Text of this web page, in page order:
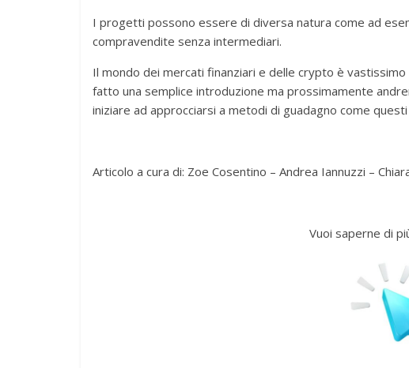
I progetti possono essere di diversa natura come ad
compravendite senza intermediari.
Il mondo dei mercati finanziari e delle crypto è
fatto una semplice introduzione ma prossimamente
iniziare ad approcciarsi a metodi di guadagno come
Articolo a cura di: Zoe Cosentino – Andrea Iannuzzi –
Vuoi saperne di